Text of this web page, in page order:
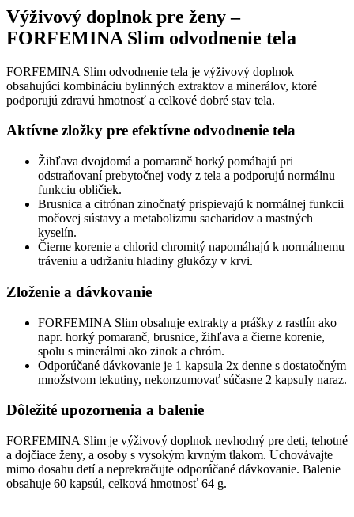
Výživový doplnok pre ženy –
FORFEMINA Slim odvodnenie tela
FORFEMINA Slim odvodnenie tela je výživový doplnok
obsahujúci kombináciu bylinných extraktov a minerálov, ktoré
podporujú zdravú hmotnosť a celkové dobré stav tela.
Aktívne zložky pre efektívne odvodnenie tela
Žihľava dvojdomá a pomaranč horký pomáhajú pri
odstraňovaní prebytočnej vody z tela a podporujú normálnu
funkciu obličiek.
Brusnica a citrónan zinočnatý prispievajú k normálnej funkcii
močovej sústavy a metabolizmu sacharidov a mastných
kyselín.
Čierne korenie a chlorid chromitý napomáhajú k normálnemu
tráveniu a udržaniu hladiny glukózy v krvi.
Zloženie a dávkovanie
FORFEMINA Slim obsahuje extrakty a prášky z rastlín ako
napr. horký pomaranč, brusnice, žihľava a čierne korenie,
spolu s minerálmi ako zinok a chróm.
Odporúčané dávkovanie je 1 kapsula 2x denne s dostatočným
množstvom tekutiny, nekonzumovať súčasne 2 kapsuly naraz.
Dôležité upozornenia a balenie
FORFEMINA Slim je výživový doplnok nevhodný pre deti, tehotné
a dojčiace ženy, a osoby s vysokým krvným tlakom. Uchovávajte
mimo dosahu detí a neprekračujte odporúčané dávkovanie. Balenie
obsahuje 60 kapsúl, celková hmotnosť 64 g.